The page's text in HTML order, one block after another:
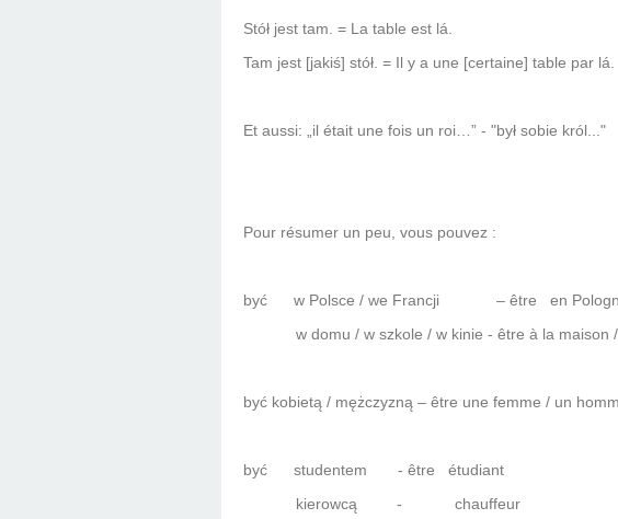
Stół jest tam. = La table est lá.
Tam jest [jakiś] stół. = Il y a une [certaine] table par lá.
Et aussi: „il était une fois un roi…” - "był sobie król..."
Pour résumer un peu, vous pouvez :
być w Polsce / we Francji – être
en
w domu / w szkole / w kinie - être à la maison
być kobietą / mężczyzną – être une femme / un
być studentem - être
étudiant
kierowcą
-
chauffeur